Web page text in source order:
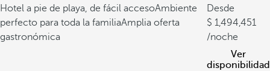
Hotel a pie de playa, de fácil accesoAmbiente
perfecto para toda la familiaAmplia oferta
gastronómica
Desde
1,494,451
/noche
Ver
disponibilidad